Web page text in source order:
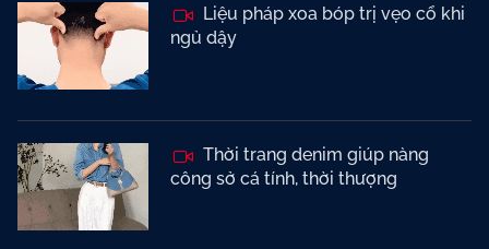
Liệu pháp xoa bóp trị vẹo cổ khi
ngủ dậy
Thời trang denim giúp nàng
công sở cá tính, thời thượng